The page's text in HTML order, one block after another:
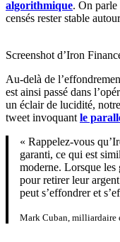
algorithmique. On parle
censés rester stable
Screenshot d’Iron
Au-delà de
est ainsi passé dans
un éclair de lucidité,
tweet invoquant le
« Rappelez-vous
garanti, ce qui est
moderne. Lorsque les
pour retirer leur
peut s’effondrer et
Mark Cuban, milliardaire